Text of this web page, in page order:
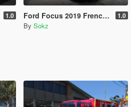
1.0 Ford Focus 2019 French police - Police Nationale 1.0
By Sokz